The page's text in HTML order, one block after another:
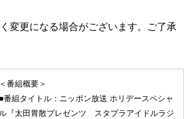
変更になる場合がございます。ご了承
＜番組概要＞
番組タイトル：ニッポン放送 ホリデースペシャ
ル『太田胃散プレゼンツ スタプラアイドルラジ